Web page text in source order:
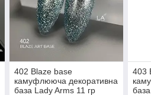
402 Blaze base
камуфлююча декоративна
база Lady Arms 11 гр
403